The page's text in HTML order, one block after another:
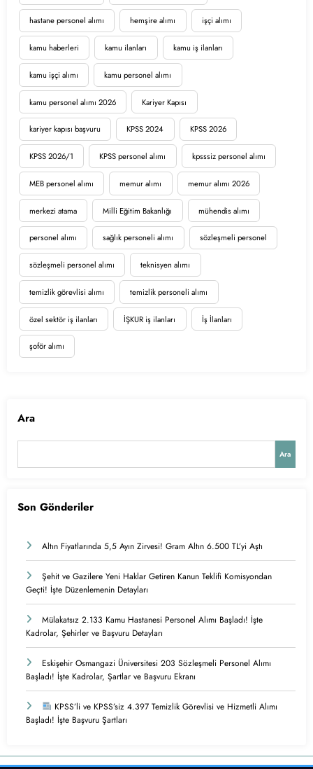
hastane personel alımı hemşire alımı işçi alımı
kamu haberleri kamu ilanları kamu iş ilanları
kamu işçi alımı kamu personel alımı
kamu personel alımı 2026 Kariyer Kapısı
kariyer kapısı başvuru KPSS 2024 KPSS 2026
KPSS 2026/1 KPSS personel alımı kpsssiz personel alımı
MEB personel alımı memur alımı memur alımı 2026
merkezi atama Milli Eğitim Bakanlığı mühendis alımı
personel alımı sağlık personeli alımı sözleşmeli personel
sözleşmeli personel alımı teknisyen alımı
temizlik görevlisi alımı temizlik personeli alımı
özel sektör iş ilanları İŞKUR iş ilanları İş İlanları
şoför alımı
Ara
Ara
Son Gönderiler
Altın Fiyatlarında 5,5 Ayın Zirvesi! Gram Altın 6.500 TL’yi Aştı
Şehit ve Gazilere Yeni Haklar Getiren Kanun Teklifi Komisyondan
Geçti! İşte Düzenlemenin Detayları
Mülakatsız 2.133 Kamu Hastanesi Personel Alımı Başladı! İşte
Kadrolar, Şehirler ve Başvuru Detayları
Eskişehir Osmangazi Üniversitesi 203 Sözleşmeli Personel Alımı
Başladı! İşte Kadrolar, Şartlar ve Başvuru Ekranı
KPSS’li ve KPSS’siz 4.397 Temizlik Görevlisi ve Hizmetli Alımı
Başladı! İşte Başvuru Şartları